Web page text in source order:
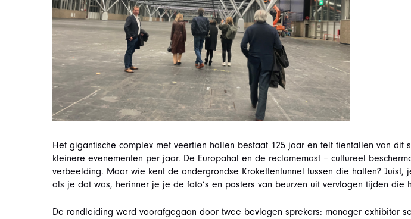
Het gigantische complex met veertien hallen bestaat 125 jaar en telt tientallen van dit
kleinere evenementen per jaar. De Europahal en de reclamemast – cultureel
verbeelding. Maar wie kent de ondergrondse Krokettentunnel tussen die hallen? Juist,
als je dat was, herinner je je de foto’s en posters van beurzen uit vervlogen tijden die
De rondleiding werd voorafgegaan door twee bevlogen sprekers: manager exhibitor